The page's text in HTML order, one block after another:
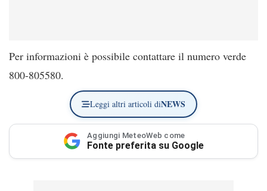
Per informazioni è possibile contattare il numero verde
800-805580.
Leggi altri articoli diNEWS
Aggiungi MeteoWeb come
Fonte preferita su Google